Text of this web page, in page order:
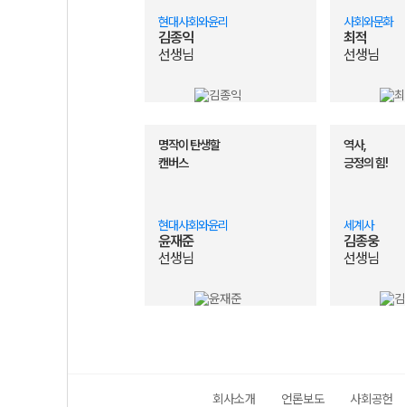
현대사회와윤리
김종익
선생님
사회와문화
최적
선생님
명작이 탄생할
캔버스
현대사회와윤리
윤재준
선생님
역사,
긍정의 힘!
세계사
김종웅
선생님
회사소개 언론보도 사회공헌